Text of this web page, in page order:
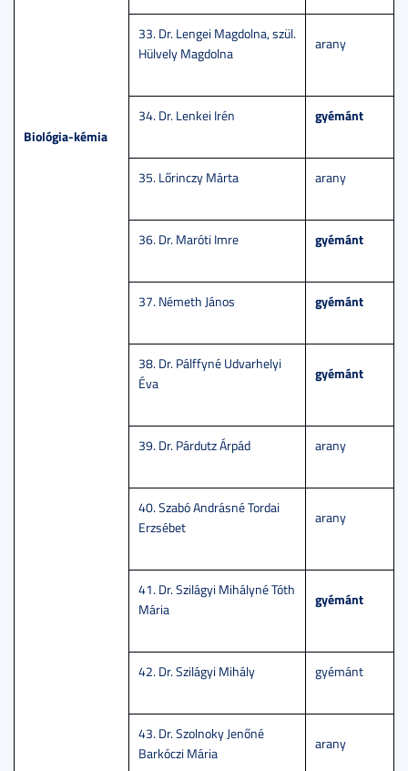
Biológia-kémia
33. Dr. Lengei Magdolna, szül.
Hülvely Magdolna
arany
34. Dr. Lenkei Irén gyémánt
35. Lőrinczy Márta arany
36. Dr. Maróti Imre gyémánt
37. Németh János gyémánt
38. Dr. Pálffyné Udvarhelyi
Éva
gyémánt
39. Dr. Párdutz Árpád arany
40. Szabó Andrásné Tordai
Erzsébet
arany
41. Dr. Szilágyi Mihályné Tóth
Mária
gyémánt
42. Dr. Szilágyi Mihály gyémánt
43. Dr. Szolnoky Jenőné
Barkóczi Mária
arany